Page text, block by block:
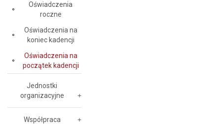
Oświadczenia
roczne
Oświadczenia na
koniec kadencji
Oświadczenia na
początek kadencji
Jednostki
organizacyjne
Współpraca